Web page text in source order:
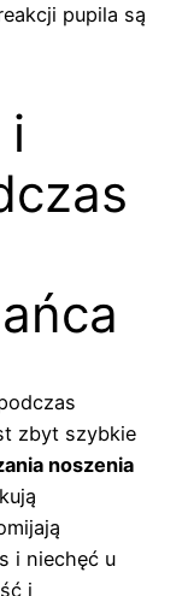
pupila są
i
zbyt szybkie
noszenia
i niechęć u
i